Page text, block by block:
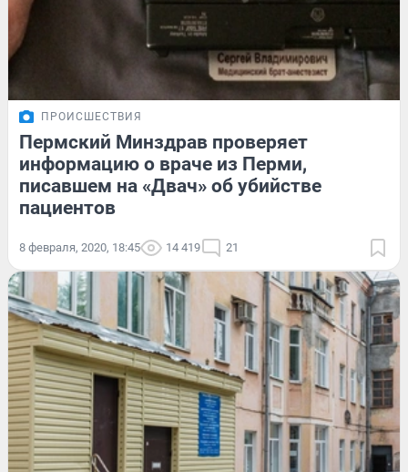
ПРОИСШЕСТВИЯ
Пермский Минздрав проверяет
информацию о враче из Перми,
писавшем на «Двач» об убийстве
пациентов
8 февраля, 2020, 18:45 14 419 21